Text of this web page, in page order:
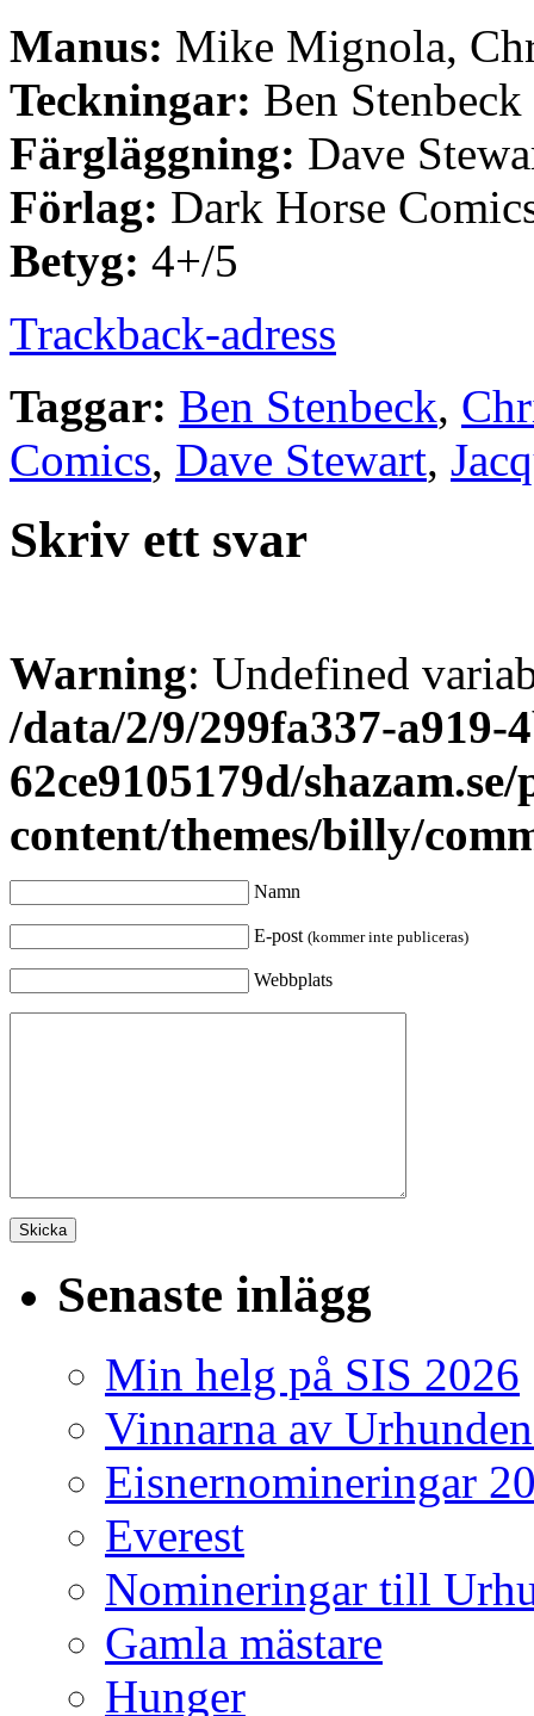
Manus: Mike Mignola,
Teckningar: Ben Stenbeck
Färgläggning: Dave
Förlag: Dark Horse
Betyg: 4+/5
Trackback-adress
Taggar: Ben Stenbeck,
Comics, Dave Stewart,
Skriv ett svar
Warning: Undefined
/data/2/9/299fa337-a919-
62ce9105179d/
content/themes/billy/
Namn
E-post (kommer inte publiceras)
Webbplats
Senaste inlägg
Min helg på SIS 2026
Vinnarna av
Eisnernomineringar
Everest
Nomineringar till
Gamla mästare
Hunger